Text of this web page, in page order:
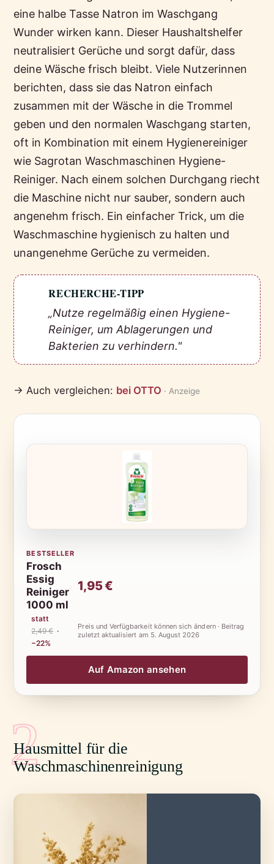
eine halbe Tasse Natron im Waschgang
Wunder wirken kann. Dieser Haushaltshelfer
neutralisiert Gerüche und sorgt dafür, dass
deine Wäsche frisch bleibt. Viele Nutzerinnen
berichten, dass sie das Natron einfach
zusammen mit der Wäsche in die Trommel
geben und den normalen Waschgang starten,
oft in Kombination mit einem Hygienereiniger
wie Sagrotan Waschmaschinen Hygiene-
Reiniger. Nach einem solchen Durchgang riecht
die Maschine nicht nur sauber, sondern auch
angenehm frisch. Ein einfacher Trick, um die
Waschmaschine hygienisch zu halten und
unangenehme Gerüche zu vermeiden.
RECHERCHE-TIPP
„Nutze regelmäßig einen Hygiene-
Reiniger, um Ablagerungen und
Bakterien zu verhindern."
→ Auch vergleichen: bei OTTO · Anzeige
BESTSELLER
Frosch
Essig
Reiniger
1000 ml
1,95 €
statt
2,49 € ·
−22%
Preis und Verfügbarkeit können sich ändern · Beitrag
zuletzt aktualisiert am 5. August 2026
Auf Amazon ansehen
2
Hausmittel für die
Waschmaschinenreinigung